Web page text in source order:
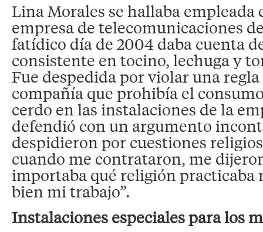
Lina Morales se hallaba empleada
empresa de telecomunicaciones
fatídico día de 2004 daba cuenta
consistente en tocino, lechuga y
Fue despedida por violar una regla
compañía que prohibía el
cerdo en las instalaciones de la
defendió con un argumento
despidieron por cuestiones
cuando me contrataron, me
importaba qué religión practicaba
bien mi trabajo”.
Instalaciones especiales para los